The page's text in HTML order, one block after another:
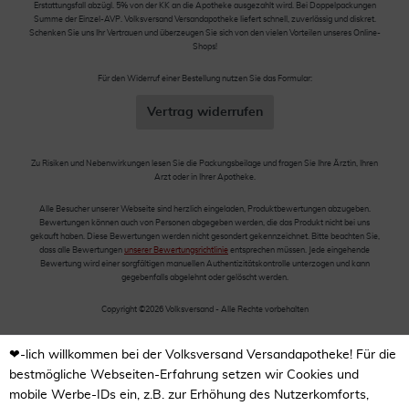
Erstattungsfall abzügl. 5% von der KK an die Apotheke ausgezahlt wird. Bei Doppelpackungen
Summe der Einzel-AVP. Volksversand Versandapotheke liefert schnell, zuverlässig und diskret.
Schenken Sie uns Ihr Vertrauen und überzeugen Sie sich von den vielen Vorteilen unseres Online-
Shops!
Für den Widerruf einer Bestellung nutzen Sie das Formular:
Vertrag widerrufen
Zu Risiken und Nebenwirkungen lesen Sie die Packungsbeilage und fragen Sie Ihre Ärztin, Ihren
Arzt oder in Ihrer Apotheke.
Alle Besucher unserer Webseite sind herzlich eingeladen, Produktbewertungen abzugeben.
Bewertungen können auch von Personen abgegeben werden, die das Produkt nicht bei uns
gekauft haben. Diese Bewertungen werden nicht gesondert gekennzeichnet. Bitte beachten Sie,
dass alle Bewertungen unserer Bewertungsrichtlinie entsprechen müssen. Jede eingehende
Bewertung wird einer sorgfältigen manuellen Authentizitätskontrolle unterzogen und kann
gegebenfalls abgelehnt oder gelöscht werden.
Copyright ©2026 Volksversand - Alle Rechte vorbehalten
❤-lich willkommen bei der Volksversand Versandapotheke! Für die
bestmögliche Webseiten-Erfahrung setzen wir Cookies und
mobile Werbe-IDs ein, z.B. zur Erhöhung des Nutzerkomforts,